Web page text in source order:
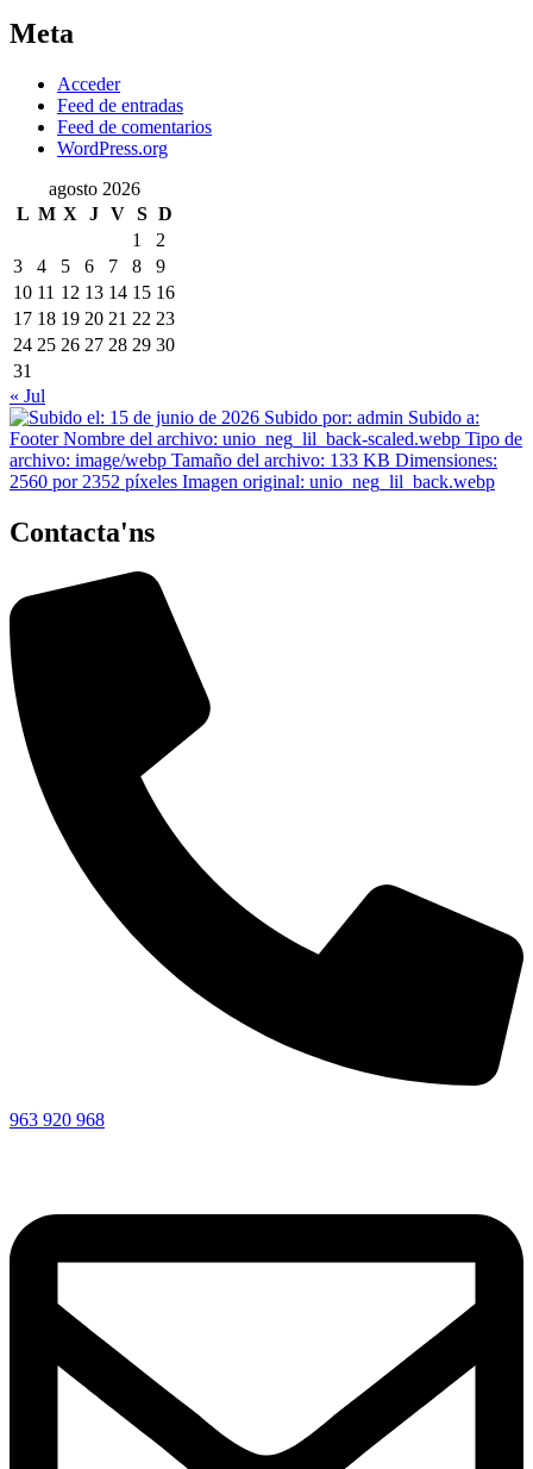
Meta
Acceder
Feed de entradas
Feed de comentarios
WordPress.org
agosto 2026
L M X J V S D
1
2
3
4 5 6 7 8
9
10 11 12 13 14 15 16
17 18 19 20 21 22 23
24 25 26 27 28 29 30
31
« Jul
Contacta'ns
963 920 968